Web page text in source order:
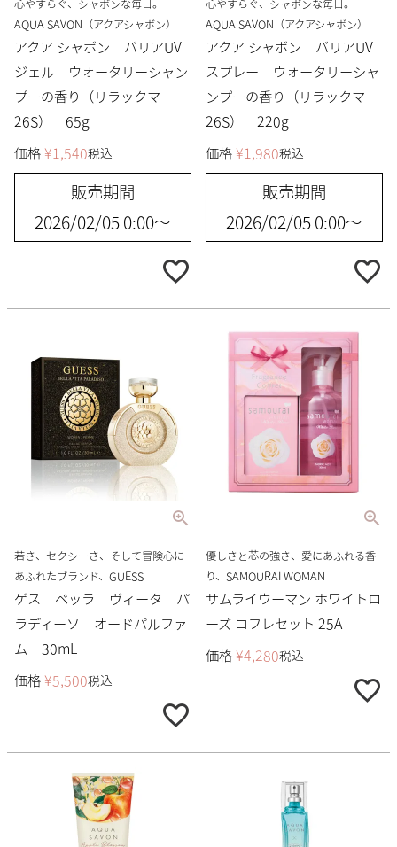
心やすらぐ、シャボンな毎日。
AQUA SAVON（アクアシャボン）
アクア シャボン バリアUV
ジェル ウォータリーシャン
プーの香り（リラックマ
26S） 65g
価格 ¥1,540税込
販売期間
2026/02/05 0:00〜
心やすらぐ、シャボンな毎日。
AQUA SAVON（アクアシャボン）
アクア シャボン バリアUV
スプレー ウォータリーシャ
ンプーの香り（リラックマ
26S） 220g
価格 ¥1,980税込
販売期間
2026/02/05 0:00〜
若さ、セクシーさ、そして冒険心に
あふれたブランド、GUESS
ゲス ベッラ ヴィータ パ
ラディーソ オードパルファ
ム 30mL
価格 ¥5,500税込
優しさと芯の強さ、愛にあふれる香
り、SAMOURAI WOMAN
サムライウーマン ホワイトロ
ーズ コフレセット 25A
価格 ¥4,280税込